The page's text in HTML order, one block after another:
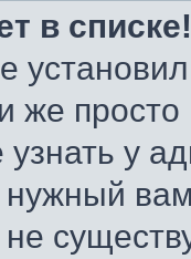
в списке!
же
узнать у
не